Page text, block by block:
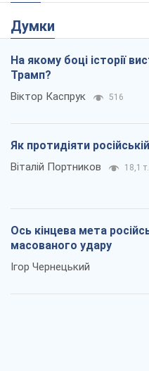
Думки
На якому боці історії
Трамп?
Віктор Каспрук 516
Як протидіяти
Віталій Портников 18,1 т.
Ось кінцева мета
масованого удару
Ігор Чернецький